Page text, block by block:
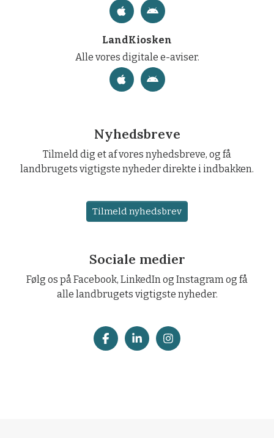
LandKiosken
Alle vores digitale e-aviser.
Nyhedsbreve
Tilmeld dig et af vores nyhedsbreve, og få
landbrugets vigtigste nyheder direkte i indbakken.
Tilmeld nyhedsbrev
Sociale medier
Følg os på Facebook, LinkedIn og Instagram og få
alle landbrugets vigtigste nyheder.